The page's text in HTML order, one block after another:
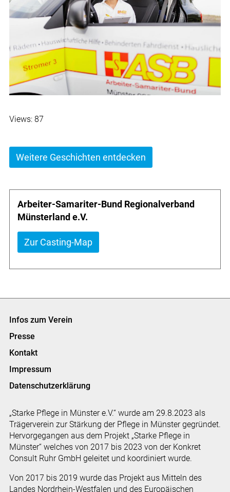
Views: 87
Weitere Geschichten entdecken
Arbeiter-Samariter-Bund Regionalverband
Münsterland e.V.
Zur Casting-Map
Infos zum Verein
Presse
Kontakt
Impressum
Datenschutzerklärung
„Starke Pflege in Münster e.V.“ wurde am 29.8.2023 als
Trägerverein zur Stärkung der Pflege in Münster gegründet.
Hervorgegangen aus dem Projekt „Starke Pflege in
Münster“ welches von 2017 bis 2023 von der Konkret
Consult Ruhr GmbH geleitet und koordiniert wurde.
Von 2017 bis 2019 wurde das Projekt aus Mitteln des
Landes Nordrhein-Westfalen und des Europäischen